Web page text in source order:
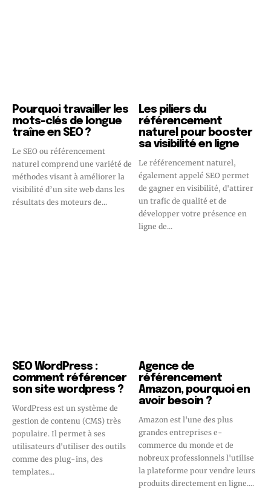
Pourquoi travailler les
mots-clés de longue
traîne en SEO ?
Le SEO ou référencement
naturel comprend une variété de
méthodes visant à améliorer la
visibilité d’un site web dans les
résultats des moteurs de...
Les piliers du
référencement
naturel pour booster
sa visibilité en ligne
Le référencement naturel,
également appelé SEO permet
de gagner en visibilité, d'attirer
un trafic de qualité et de
développer votre présence en
ligne de...
SEO WordPress :
comment référencer
son site wordpress ?
WordPress est un système de
gestion de contenu (CMS) très
populaire. Il permet à ses
utilisateurs d'utiliser des outils
comme des plug-ins, des
templates...
Agence de
référencement
Amazon, pourquoi en
avoir besoin ?
Amazon est l'une des plus
grandes entreprises e-
commerce du monde et de
nobreux professionnels l'utilise
la plateforme pour vendre leurs
produits directement en ligne....